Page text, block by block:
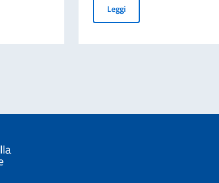
con bisogni educativi specifici
di Poesia "Masio Lauretti"LeggiIl Liceo Italiano di